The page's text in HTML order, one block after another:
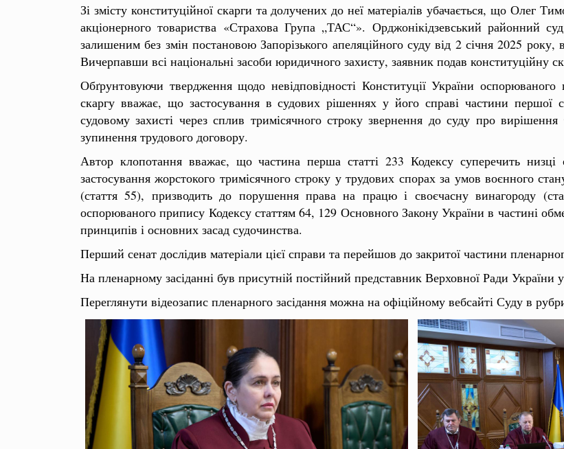
Зі змісту конституційної скарги та долучених до неї матеріалів убачається, що Олег
акціонерного товариства «Страхова Група „ТАС“». Орджонікідзевський районний
залишеним без змін постановою Запорізького апеляційного суду від 2 січня 2025
Вичерпавши всі національні засоби юридичного захисту, заявник подав конституційну
Обґрунтовуючи твердження щодо невідповідності Конституції України
скаргу вважає, що застосування в судових рішеннях у його справі частини першої
судовому захисті через сплив тримісячного строку звернення до суду про
зупинення трудового договору.
Автор клопотання вважає, що частина перша статті 233 Кодексу суперечить низці
застосування жорстокого тримісячного строку у трудових спорах за умов воєнного
(стаття 55), призводить до порушення права на працю і своєчасну винагороду
оспорюваного припису Кодексу статтям 64, 129 Основного Закону України в частині
принципів і основних засад судочинства.
Перший сенат дослідив матеріали цієї справи та перейшов до закритої частини
На пленарному засіданні був присутній постійний представник Верховної Ради України
Переглянути відеозапис пленарного засідання можна на офіційному вебсайті Суду в